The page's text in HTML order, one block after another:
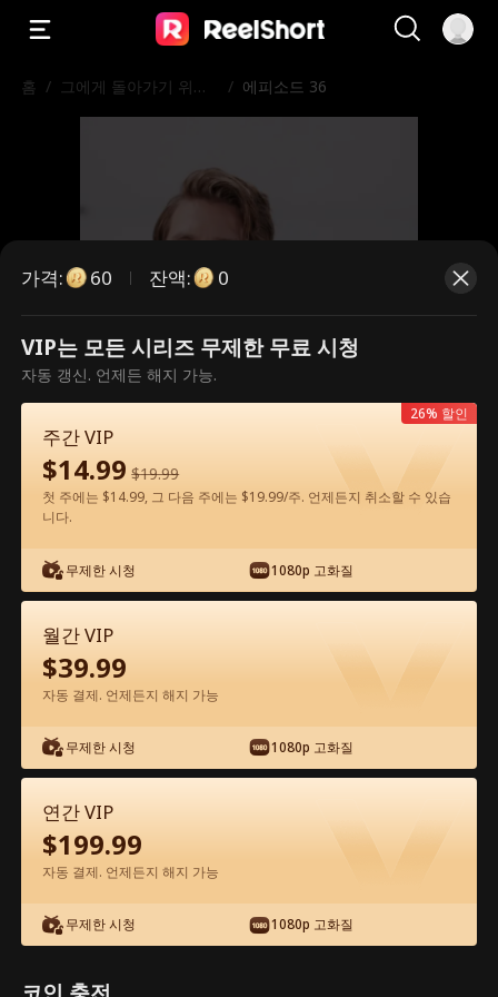
홈 / 그에게 돌아가기 위한
/ 에피소드 36
유료 에피소드입니다. 시청하시려면
잠금을 해제해 주세요.
60지금 잠금 해제
앱에서 무료로 보기
에피소드 36 - 그에게 돌아가기 위한 내 길
전체 영화
0-49 50-72
36 39
가격: 60 잔액: 0
VIP는 모든 시리즈 무제한 무료 시청
자동 갱신. 언제든 해지 가능.
주간 VIP
$14.99 $19.99
첫 주에는 $14.99, 그 다음 주에는 $19.99/주. 언제든지 취소할 수 있습
니다.
무제한 시청 1080p 고화질
26% 할인
월간 VIP
$39.99
자동 결제. 언제든지 해지 가능
무제한 시청 1080p 고화질
연간 VIP
$199.99
자동 결제. 언제든지 해지 가능
무제한 시청 1080p 고화질